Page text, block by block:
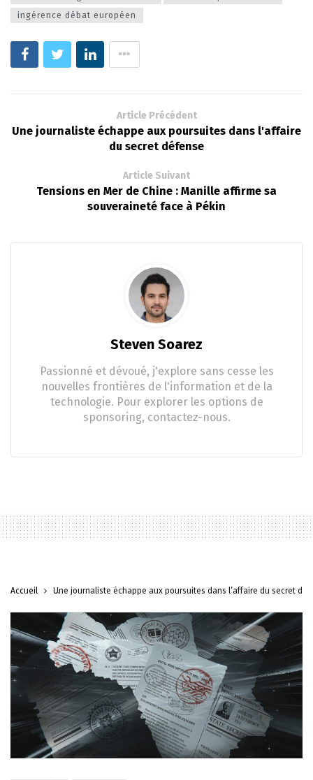
ingérence débat européen
Article Précédent
Une journaliste échappe aux poursuites dans l'affaire
du secret défense
Article Suivant
Tensions en Mer de Chine : Manille affirme sa
souveraineté face à Pékin
Steven Soarez
Passionné et dévoué, j'explore sans cesse les
nouvelles frontières de l'information et de la
technologie. Pour explorer les options de
sponsoring, contactez-nous.
Accueil Une journaliste échappe aux poursuites dans l’affaire du secret